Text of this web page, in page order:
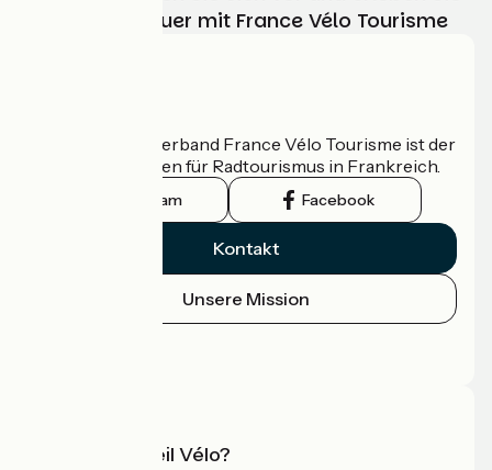
Ihr Radabenteuer mit France Vélo Tourisme
Der nationale Verband France Vélo Tourisme ist der
offizielle Leitfaden für Radtourismus in Frankreich.
Instagram Facebook
Kontakt
Unsere Mission
Was ist Accueil Vélo?